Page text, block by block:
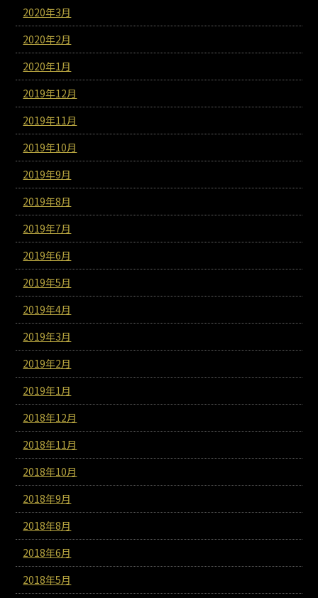
2020年3月
2020年2月
2020年1月
2019年12月
2019年11月
2019年10月
2019年9月
2019年8月
2019年7月
2019年6月
2019年5月
2019年4月
2019年3月
2019年2月
2019年1月
2018年12月
2018年11月
2018年10月
2018年9月
2018年8月
2018年6月
2018年5月